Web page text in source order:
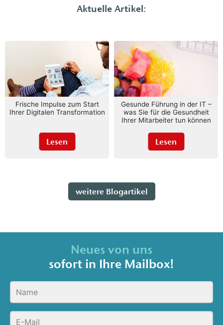
Aktuelle Artikel:
Frische Impulse zum Start
Ihrer Digitalen Transformation
Lesen
Gesunde Führung in der IT –
was Sie für die Gesundheit
Ihrer Mitarbeiter tun können
Lesen
weitere Blogartikel
Neues von uns
sofort in Ihre Mailbox!